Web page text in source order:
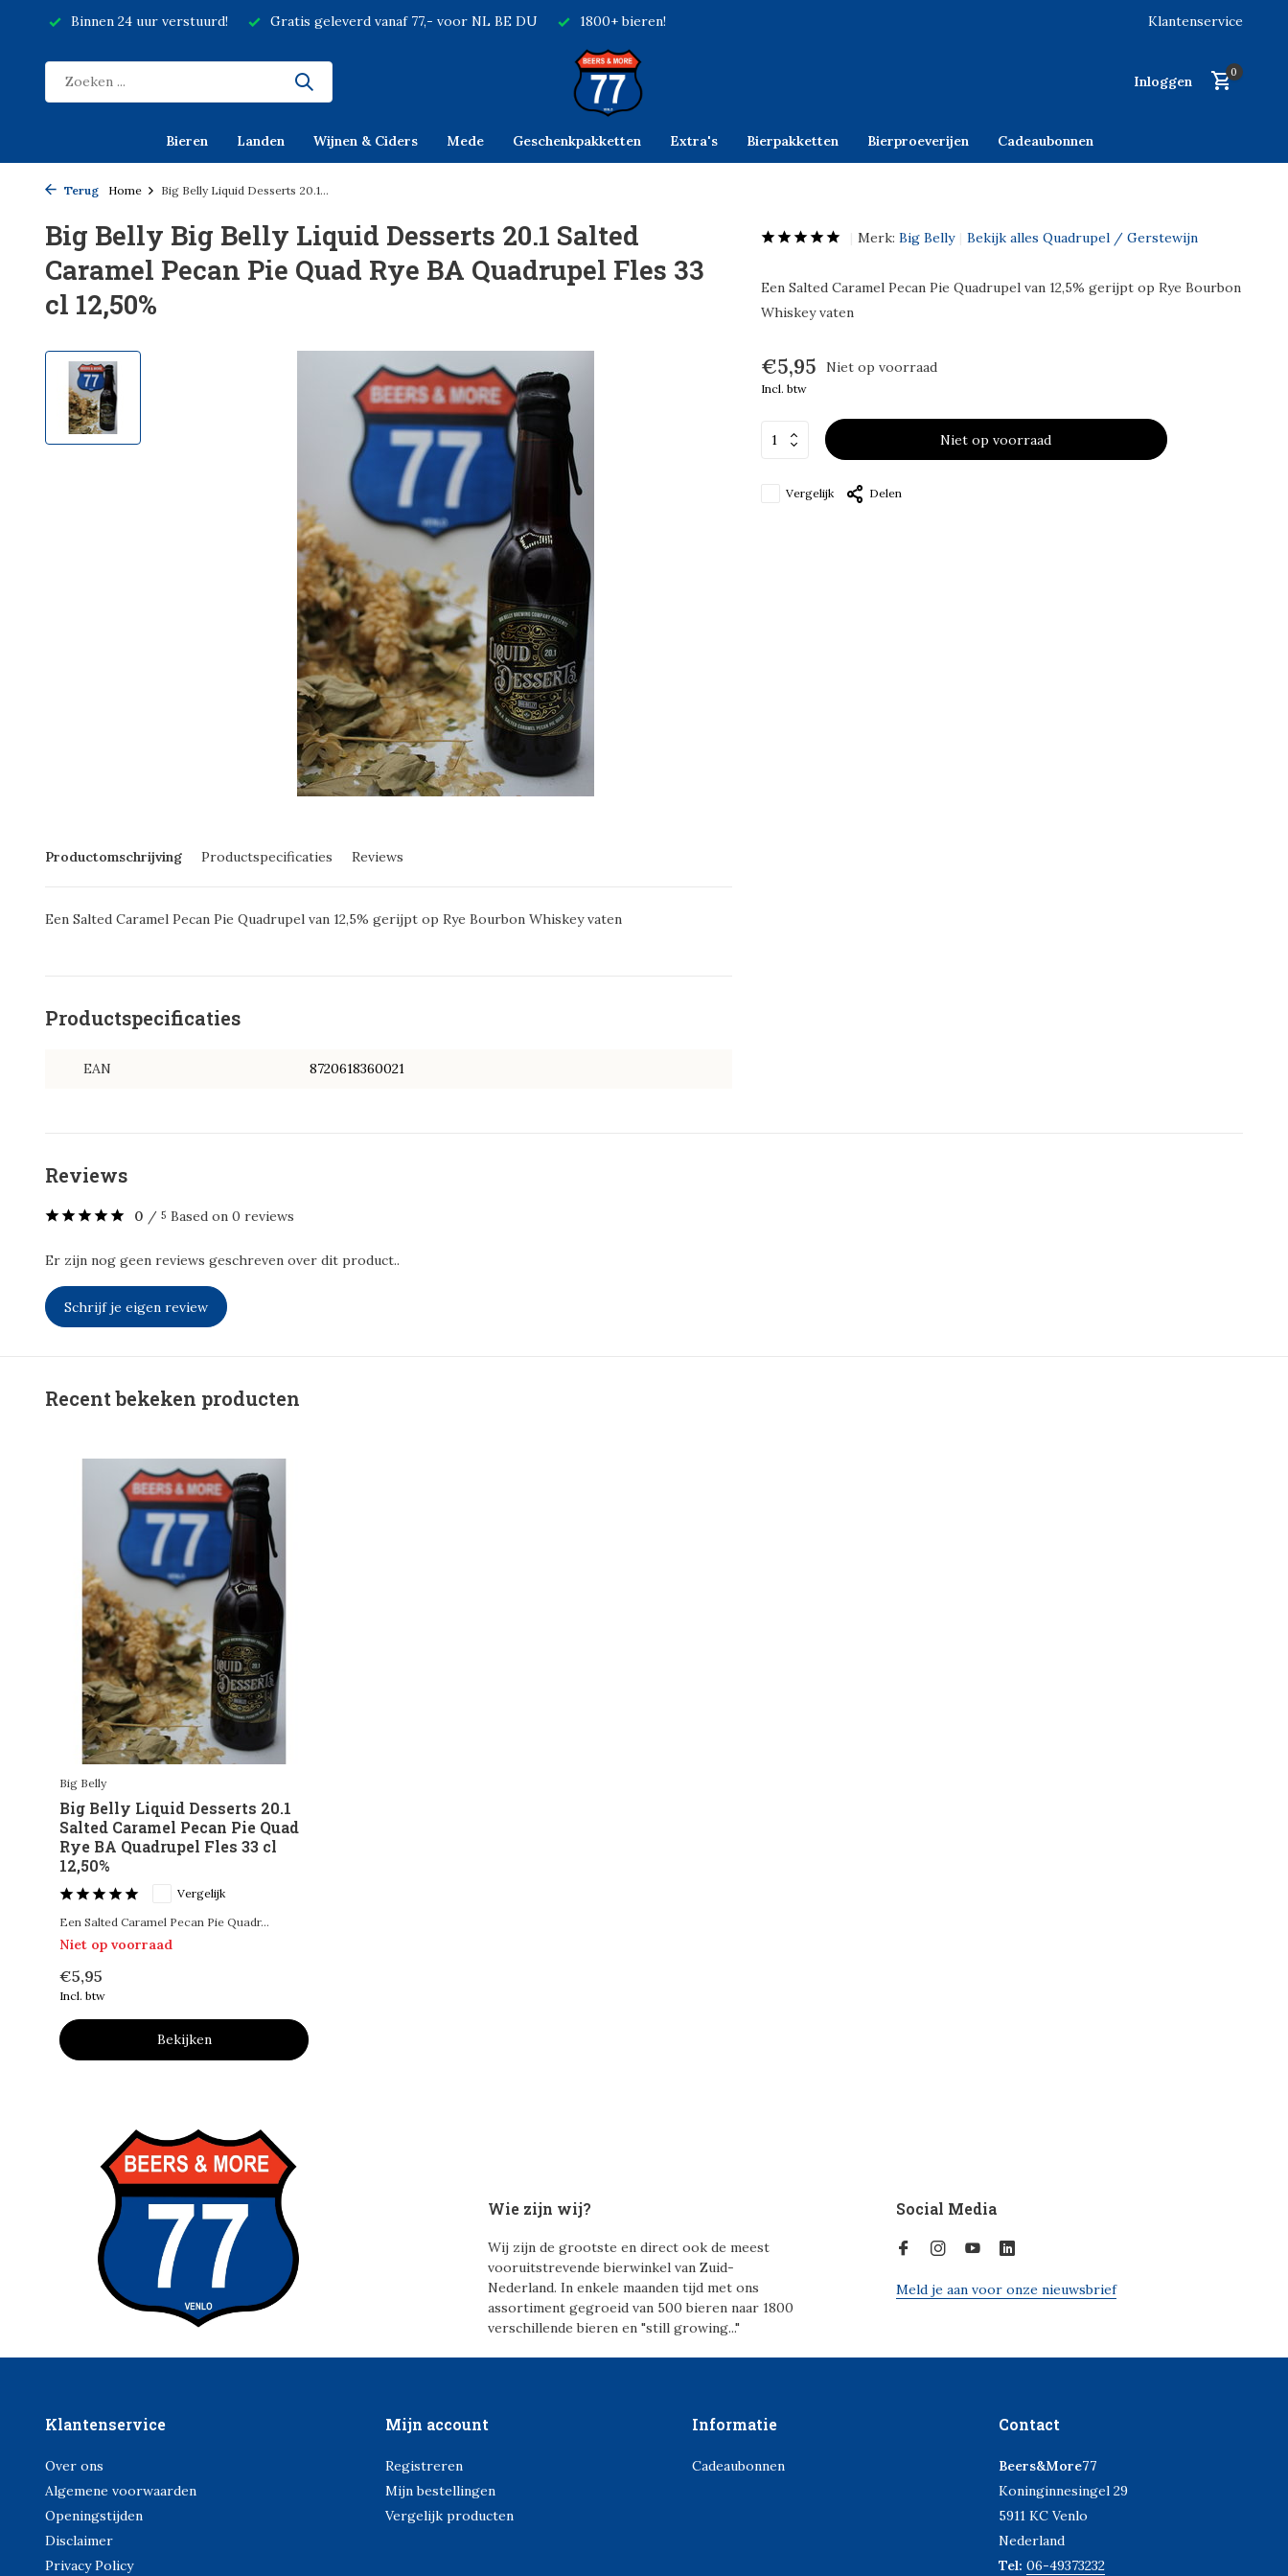
Binnen 24 uur verstuurd! Gratis geleverd vanaf 77,- voor NL BE DU 1800+ bieren! Klantenservice
Inloggen
0
Bieren Landen Wijnen & Ciders Mede Geschenkpakketten Extra's Bierpakketten Bierproeverijen Cadeaubonnen
Terug Home Big Belly Liquid Desserts 20.1...
Big Belly Big Belly Liquid Desserts 20.1 Salted
Caramel Pecan Pie Quad Rye BA Quadrupel Fles 33
cl 12,50%
Productomschrijving Productspecificaties Reviews
Een Salted Caramel Pecan Pie Quadrupel van 12,5% gerijpt op Rye Bourbon Whiskey vaten
Productspecificaties
EAN 8720618360021
Merk: Big Belly Bekijk alles Quadrupel / Gerstewijn
Een Salted Caramel Pecan Pie Quadrupel van 12,5% gerijpt op Rye Bourbon
Whiskey vaten
€5,95 Niet op voorraad
Incl. btw
Niet op voorraad
Vergelijk Delen
Reviews
0 / 5 Based on 0 reviews
Er zijn nog geen reviews geschreven over dit product..
Schrijf je eigen review
Recent bekeken producten
Big Belly
Big Belly Liquid Desserts 20.1
Salted Caramel Pecan Pie Quad
Rye BA Quadrupel Fles 33 cl
12,50%
Vergelijk
Een Salted Caramel Pecan Pie Quadr...
Niet op voorraad
€5,95
Incl. btw
Bekijken
Wie zijn wij?
Wij zijn de grootste en direct ook de meest
vooruitstrevende bierwinkel van Zuid-
Nederland. In enkele maanden tijd met ons
assortiment gegroeid van 500 bieren naar 1800
verschillende bieren en "still growing..."
Social Media
Meld je aan voor onze nieuwsbrief
Klantenservice
Over ons
Algemene voorwaarden
Openingstijden
Disclaimer
Privacy Policy
Mijn account
Registreren
Mijn bestellingen
Vergelijk producten
Informatie
Cadeaubonnen
Contact
Beers&More77
Koninginnesingel 29
5911 KC Venlo
Nederland
Tel: 06-49373232